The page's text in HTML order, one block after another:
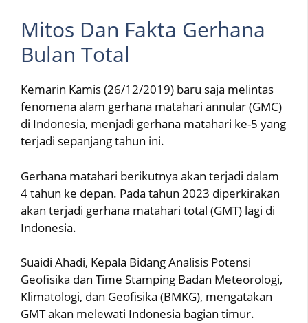
Mitos Dan Fakta Gerhana
Bulan Total
Kemarin Kamis (26/12/2019) baru saja melintas
fenomena alam gerhana matahari annular (GMC)
di Indonesia, menjadi gerhana matahari ke-5 yang
terjadi sepanjang tahun ini.
Gerhana matahari berikutnya akan terjadi dalam
4 tahun ke depan. Pada tahun 2023 diperkirakan
akan terjadi gerhana matahari total (GMT) lagi di
Indonesia.
Suaidi Ahadi, Kepala Bidang Analisis Potensi
Geofisika dan Time Stamping Badan Meteorologi,
Klimatologi, dan Geofisika (BMKG), mengatakan
GMT akan melewati Indonesia bagian timur.